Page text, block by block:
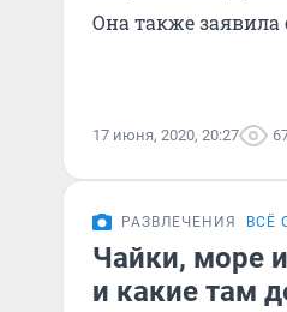
Она также
17 июня, 2020, 20:27
РАЗВЛЕЧЕНИЯ ВСЁ
Чайки, море
и какие там